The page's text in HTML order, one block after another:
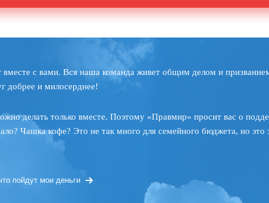
с вами. Вся наша команда живет общим делом и
добрее и милосерднее!
делать только вместе. Поэтому «Правмир» просит вас о
Чашка кофе? Это не так много для семейного бюджета, но это
пойдут мои деньги